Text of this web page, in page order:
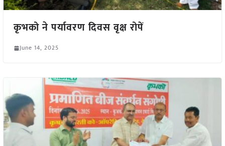
कृभको ने पर्यावरण दिवस वृक्ष रोपें
June 14, 2025